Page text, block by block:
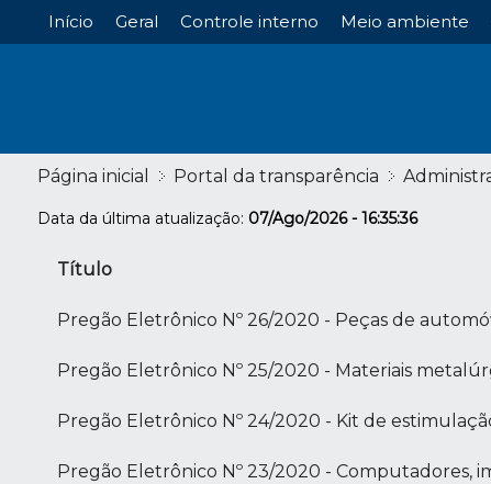
Início Geral Controle interno Meio ambiente
Página inicial Portal da transparência
Data da última atualização: 07/Ago/2026 - 16:35:36
Título
Pregão Eletrônico Nº 26/2020 - Peças de
Pregão Eletrônico Nº 25/2020 - Materiais
Pregão Eletrônico Nº 24/2020 - Kit de
Pregão Eletrônico Nº 23/2020 - Computadores,